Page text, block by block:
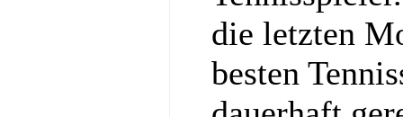
die letzten
besten